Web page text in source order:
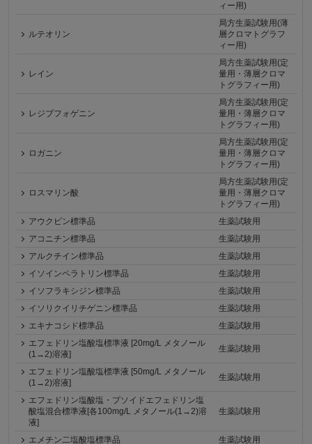
ィー用)
ルテオリン
局方生薬試験用(薄
層クロマトグラフ
ィー用)
レイン
局方生薬試験用(定
量用・薄層クロマ
トグラフィー用)
レジブフォゲニン
局方生薬試験用(定
量用・薄層クロマ
トグラフィー用)
ロガニン
局方生薬試験用(定
量用・薄層クロマ
トグラフィー用)
ロスマリン酸
局方生薬試験用(定
量用・薄層クロマ
トグラフィー用)
アウクビン標準品
生薬試験用
アコニチン標準品
生薬試験用
アルクチイン標準品
生薬試験用
イソインペラトリン標準品
生薬試験用
イソフラキシジン標準品
生薬試験用
イソリクイリチゲニン標準品
生薬試験用
エキナコシド標準品
生薬試験用
エフェドリン塩酸塩標準液 [20mg/L メタノール
(1→2)溶液]
生薬試験用
エフェドリン塩酸塩標準液 [50mg/L メタノール
(1→2)溶液]
生薬試験用
エフェドリン塩酸塩・プソイドエフェドリン塩
酸塩混合標準液[各100mg/L メタノール(1→2)溶
液]
生薬試験用
エメチン二塩酸塩標準品
生薬試験用